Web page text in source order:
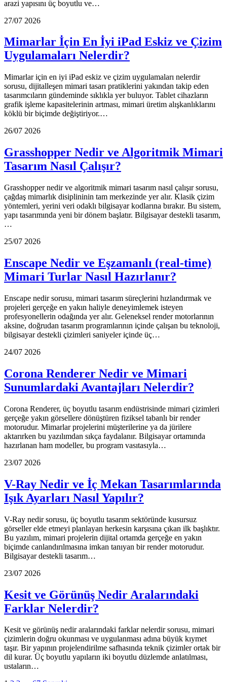
arazi yapısını üç boyutlu ve…
27/07 2026
Mimarlar İçin En İyi iPad Eskiz ve Çizim
Uygulamaları Nelerdir?
Mimarlar için en iyi iPad eskiz ve çizim uygulamaları nelerdir
sorusu, dijitalleşen mimari tasarı pratiklerini yakından takip eden
tasarımcıların gündeminde sıklıkla yer buluyor. Tablet cihazların
grafik işleme kapasitelerinin artması, mimari üretim alışkanlıklarını
köklü bir biçimde değiştiriyor.…
26/07 2026
Grasshopper Nedir ve Algoritmik Mimari
Tasarım Nasıl Çalışır?
Grasshopper nedir ve algoritmik mimari tasarım nasıl çalışır sorusu,
çağdaş mimarlık disiplininin tam merkezinde yer alır. Klasik çizim
yöntemleri, yerini veri odaklı bilgisayar kodlarına bırakır. Bu sistem,
yapı tasarımında yeni bir dönem başlatır. Bilgisayar destekli tasarım,
…
25/07 2026
Enscape Nedir ve Eşzamanlı (real-time)
Mimari Turlar Nasıl Hazırlanır?
Enscape nedir sorusu, mimari tasarım süreçlerini hızlandırmak ve
projeleri gerçeğe en yakın haliyle deneyimlemek isteyen
profesyonellerin odağında yer alır. Geleneksel render motorlarının
aksine, doğrudan tasarım programlarının içinde çalışan bu teknoloji,
bilgisayar destekli çizimleri saniyeler içinde üç…
24/07 2026
Corona Renderer Nedir ve Mimari
Sunumlardaki Avantajları Nelerdir?
Corona Renderer, üç boyutlu tasarım endüstrisinde mimari çizimleri
gerçeğe yakın görsellere dönüştüren fiziksel tabanlı bir render
motorudur. Mimarlar projelerini müşterilerine ya da jürilere
aktarırken bu yazılımdan sıkça faydalanır. Bilgisayar ortamında
hazırlanan ham modeller, bu program vasıtasıyla…
23/07 2026
V-Ray Nedir ve İç Mekan Tasarımlarında
Işık Ayarları Nasıl Yapılır?
V-Ray nedir sorusu, üç boyutlu tasarım sektöründe kusursuz
görseller elde etmeyi planlayan herkesin karşısına çıkan ilk başlıktır.
Bu yazılım, mimari projelerin dijital ortamda gerçeğe en yakın
biçimde canlandırılmasına imkan tanıyan bir render motorudur.
Bilgisayar destekli tasarım…
23/07 2026
Kesit ve Görünüş Nedir Aralarındaki
Farklar Nelerdir?
Kesit ve görünüş nedir aralarındaki farklar nelerdir sorusu, mimari
çizimlerin doğru okunması ve uygulanması adına büyük kıymet
taşır. Bir yapının projelendirilme safhasında teknik çizimler ortak bir
dil kurar. Üç boyutlu yapıların iki boyutlu düzlemde anlatılması,
ustaların…